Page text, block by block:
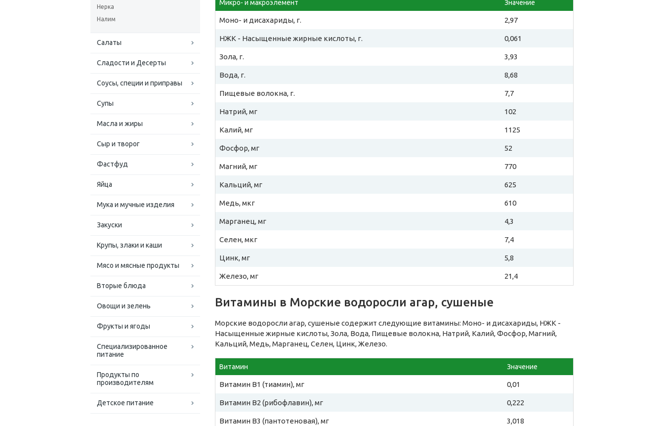
Нерка
Налим
Салаты
Сладости и Десерты
Соусы, специи и приправы
Супы
Масла и жиры
Сыр и творог
Фастфуд
Яйца
Мука и мучные изделия
Закуски
Крупы, злаки и каши
Мясо и мясные продукты
Вторые блюда
Овощи и зелень
Фрукты и ягоды
Специализированное
питание
Продукты по
производителям
Детское питание
Микро- и макроэлемент Значение
Моно- и дисахариды, г. 2,97
НЖК - Насыщенные жирные кислоты, г. 0,061
Зола, г. 3,93
Вода, г. 8,68
Пищевые волокна, г. 7,7
Натрий, мг 102
Калий, мг 1125
Фосфор, мг 52
Магний, мг 770
Кальций, мг 625
Медь, мкг 610
Марганец, мг 4,3
Селен, мкг 7,4
Цинк, мг 5,8
Железо, мг 21,4
Витамины в Морские водоросли агар, сушеные
Морские водоросли агар, сушеные содержит следующие витамины: Моно- и дисахариды, НЖК -
Насыщенные жирные кислоты, Зола, Вода, Пищевые волокна, Натрий, Калий, Фосфор, Магний,
Кальций, Медь, Марганец, Селен, Цинк, Железо.
Витамин Значение
Витамин B1 (тиамин), мг 0,01
Витамин B2 (рибофлавин), мг 0,222
Витамин B3 (пантотеновая), мг 3,018